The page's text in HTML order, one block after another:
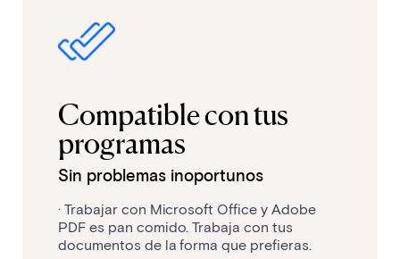
Compatible con tus
programas
Sin problemas inoportunos
· Trabajar con Microsoft Office y Adobe
PDF es pan comido. Trabaja con tus
documentos de la forma que prefieras.